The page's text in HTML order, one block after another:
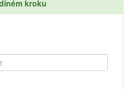
kroku